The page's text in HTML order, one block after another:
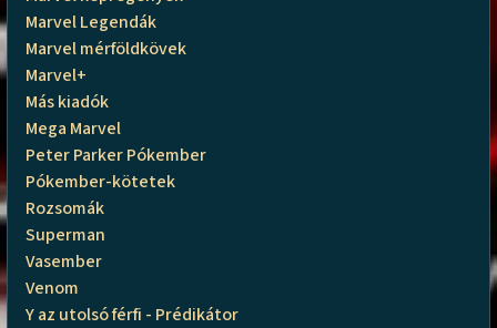
Marvel Legendák
Marvel mérföldkövek
Marvel+
Más kiadók
Mega Marvel
Peter Parker Pókember
Pókember-kötetek
Rozsomák
Superman
Vasember
Venom
Y az utolsó férfi - Prédikátor